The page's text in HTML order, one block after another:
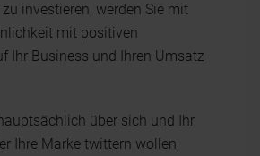
zu investieren, werden Sie mit
mit positiven
Ihr Business und Ihren Umsatz
über sich und Ihr
Ihre Marke twittern wollen,